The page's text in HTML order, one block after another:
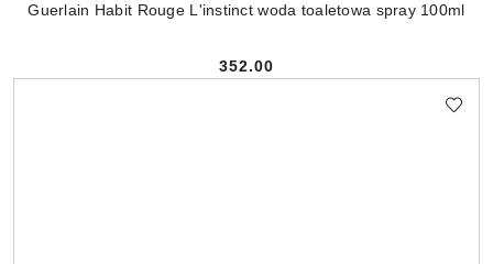
Guerlain Habit Rouge L'instinct woda toaletowa spray 100ml
Cena:
352.00